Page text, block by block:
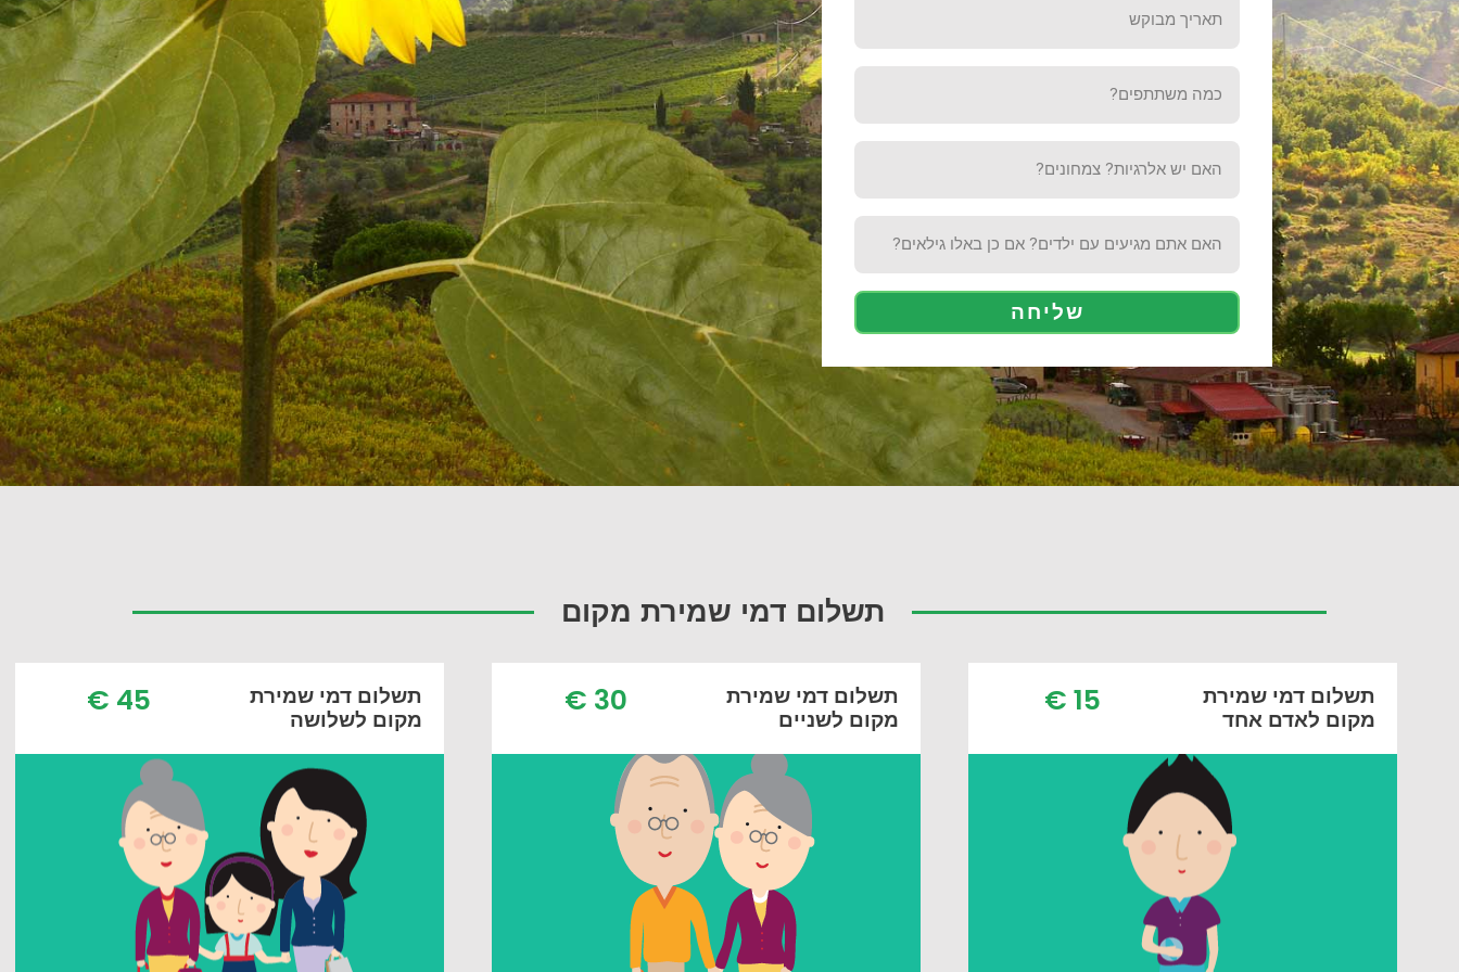
שליחה
תשלום דמי שמירת מקום
תשלום דמי שמירת
מקום לאדם אחד
15 €
תשלום דמי שמירת מקום
לאדם אחד
15 יורו (כלומר 65 שח) תשלום מקדמה.
יתרת תשלום על סך 80 יורו ביום הסדנא
תשלום דמי שמירת
מקום לשניים
30 €
תשלום דמי שמירת מקום
לאדם אחד
30 יורו (כלומר 130 שח) תשלום מקדמה.
יתרת תשלום על סך 160 יורו ביום הסדנא
תשלום דמי שמירת
מקום לשלושה
45 €
תשלום דמי שמירת מקום
לאדם אחד
45 יורו (כלומר 130 שח) תשלום מקדמה.
יתרת תשלום על סך 240 יורו ביום הסדנא